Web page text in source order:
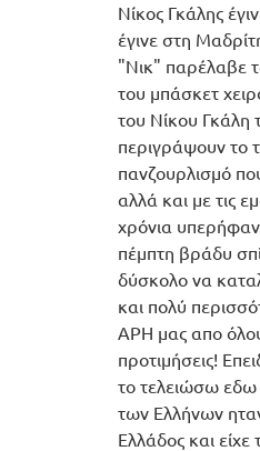
Νίκος Γκάλης
έγινε στη
"Νικ" παρέλαβε
του μπάσκετ
του Νίκου Γκάλη
περιγράψουν το
πανζουρλισμό
αλλά και με τις
χρόνια
πέμπτη βράδυ
δύσκολο να
και πολύ
ΑΡΗ μας απο
προτιμήσεις!
το τελειώσω εδω
των Ελλήνων
Ελλάδος και